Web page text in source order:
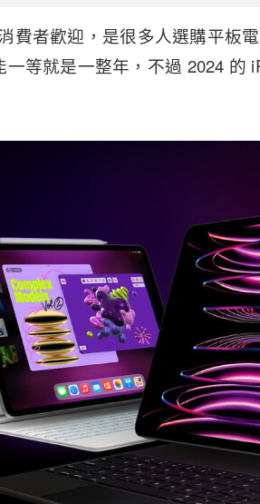
費者歡迎，是很多人選購平板
一等就是一整年，不過 2024 的